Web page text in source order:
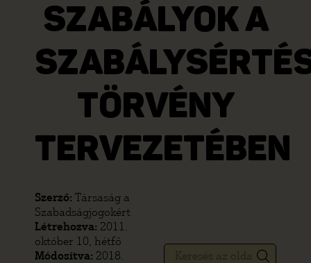
SZABÁLYOK A
TÖRVÉNY
TERVEZETÉBEN
Szerző: Társaság a
Szabadságjogokért
Létrehozva: 2011.
október 10, hétfő
Módosítva: 2018.